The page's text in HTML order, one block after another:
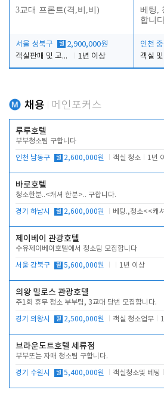
3교대 프론트(격,비,비)
서울 성북구 월 2,900,000원
객실판매 및 고객응대
1년 이상
베팅,
합니
인천
객실
채용 메인포커스
루루호텔
부부청소팀 구합니다
인천 남동구 월 2,600,000원 객실 청소 1년
바로호텔
청소한분..<캐셔 한분>.. 구합니다.
경기 하남시 월 2,600,000원
제이베이 관광호텔
수유제이베이호텔에서 청소팀 모집합니다
서울 강북구 월 5,600,000원 1년 이상
의왕 밀로스 관광호텔
주1회 휴무 청소 부부팀, 3교대 당번 모집합니다.
경기 의왕시 월 2,500,000원 객실 청소업무
브라운도트호텔 세류점
부부또는 자매 청소팀 구합니다.
경기 수원시 월 5,400,000원 객실청소및 베팅